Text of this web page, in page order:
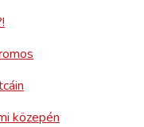
közepén